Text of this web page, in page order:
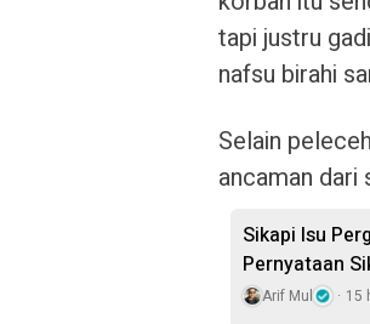
tapi justru
nafsu birahi
Selain
ancaman dari
Sikapi Isu
Pernyataan
Arif Mul 15